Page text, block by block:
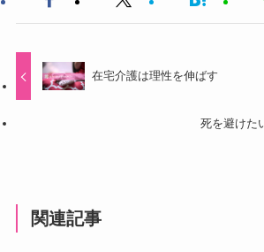
在宅介護は理性を伸ばす
死を避けた
関連記事